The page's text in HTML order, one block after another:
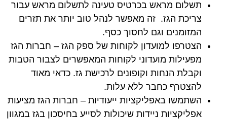
תשלום מראש בכרטיס טעינה לתשלום מראש עבור
צריכת הגז. זה מאפשר לנהל טוב יותר את תזרים
המזומנים וגם לחסוך כסף.
הצטרפו למועדון לקוחות של ספק הגז – חברות הגז
מפעילות מועדוני לקוחות המאפשרים לצבור הטבות
וקבלת הנחות וקופונים לרכישת גז. כדאי מאוד
להצטרף כחבר ללא עלות.
השתמשו באפליקציות ייעודיות – חברות הגז מציעות
אפליקציות ניידות שיכולות לסייע בחיסכון בגז במגוון